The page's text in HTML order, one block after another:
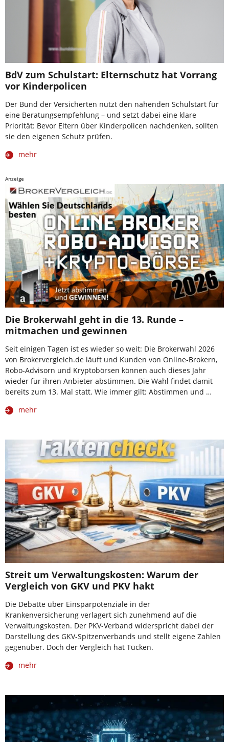
BdV zum Schulstart: Elternschutz hat Vorrang
vor Kinderpolicen
Der Bund der Versicherten nutzt den nahenden Schulstart für
eine Beratungsempfehlung – und setzt dabei eine klare
Priorität: Bevor Eltern über Kinderpolicen nachdenken, sollten
sie den eigenen Schutz prüfen.
mehr
Anzeige
Die Brokerwahl geht in die 13. Runde –
mitmachen und gewinnen
Seit einigen Tagen ist es wieder so weit: Die Brokerwahl 2026
von Brokervergleich.de läuft und Kunden von Online-Brokern,
Robo-Advisorn und Kryptobörsen können auch dieses Jahr
wieder für ihren Anbieter abstimmen. Die Wahl findet damit
bereits zum 13. Mal statt. Wie immer gilt: Abstimmen und …
mehr
Streit um Verwaltungskosten: Warum der
Vergleich von GKV und PKV hakt
Die Debatte über Einsparpotenziale in der
Krankenversicherung verlagert sich zunehmend auf die
Verwaltungskosten. Der PKV-Verband widerspricht dabei der
Darstellung des GKV-Spitzenverbands und stellt eigene Zahlen
gegenüber. Doch der Vergleich hat Tücken.
mehr